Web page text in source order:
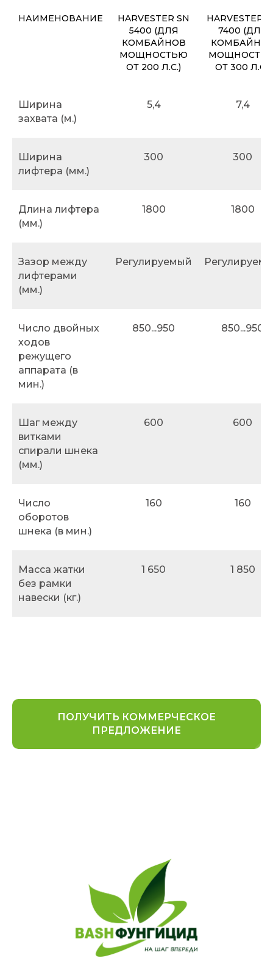
НАИМЕНОВАНИЕ
HARVESTER SN
5400 (ДЛЯ
КОМБАЙНОВ
МОЩНОСТЬЮ
ОТ 200 Л.С.)
HARVESTER
7400 (ДЛЯ
ОТ 300 Л.С.)
Ширина
захвата (м.)
5,4 7,4
Ширина
лифтера (мм.)
300 300
Длина лифтера
(мм.)
1800 1800
Зазор между
лифтерами
(мм.)
Регулируемый
Число двойных
ходов
режущего
аппарата (в
мин.)
850...950 850...950
Шаг между
витками
спирали шнека
(мм.)
600 600
Число
оборотов
шнека (в мин.)
160 160
Масса жатки
без рамки
навески (кг.)
1 650 1 850
ПОЛУЧИТЬ КОММЕРЧЕСКОЕ
ПРЕДЛОЖЕНИЕ